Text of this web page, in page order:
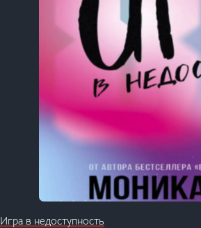
Игра в недоступность